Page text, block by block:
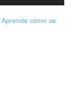
Aprende cómo se